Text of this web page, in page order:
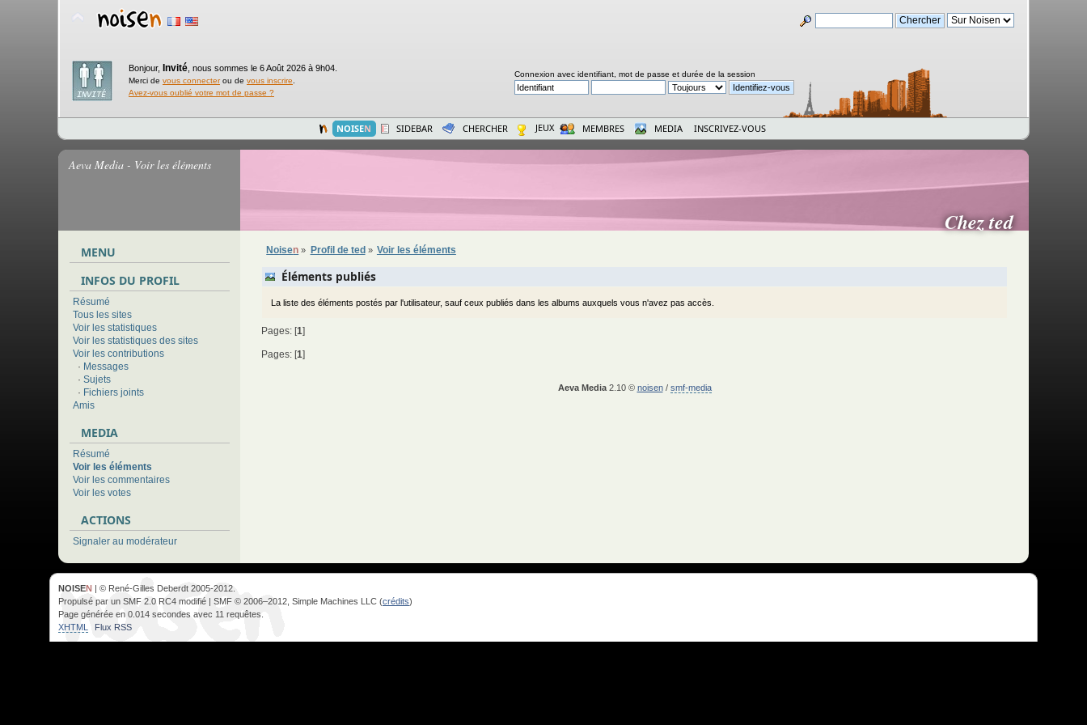
Bonjour, Invité nous sommes le 6 Août 2026 à 9h04.
Merci de vous connecterou de vous inscrire
Avez-vous oublié votre mot de passe ?
Connexion avec identifiant, mot de passe et durée de la session
NOISEN SIDEBAR CHERCHER JEUX MEMBRES MEDIA INSCRIVEZ-VOUS
Aeva Media - Voir les éléments
MENU
INFOS DU PROFIL
Résumé
Tous les sites
Voir les statistiques
Voir les statistiques des sites
Voir les contributions
· Messages
· Sujets
· Fichiers joints
Amis
MEDIA
Résumé
Voir les éléments
Voir les commentaires
Voir les votes
ACTIONS
Signaler au modérateur
Chez ted
Noisen » Profil de ted » Voir les éléments
Éléments publiés
La liste des éléments postés par l'utilisateur, sauf ceux publiés dans les albums auxquels vous n'avez pas accès.
Pages: [1]
Pages: [1]
Aeva Media2.10 © noisen/ smf-media
NOISEN | © René-Gilles Deberdt 2005-2012.
Propulsé par un SMF 2.0 RC4 modifié | SMF © 2006–2012, Simple Machines LLC (crédits)
Page générée en 0.014 secondes avec 11 requêtes.
XHTML
Flux RSS